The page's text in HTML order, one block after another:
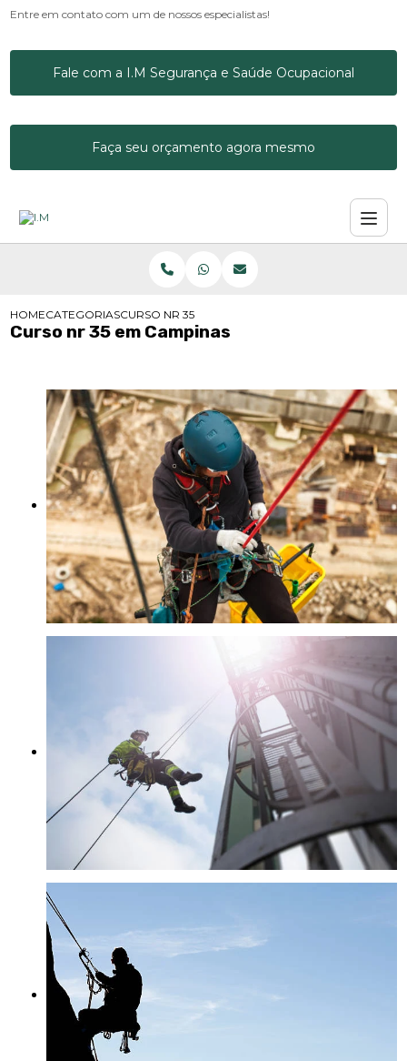
Entre em contato com um de nossos especialistas!
Fale com a I.M Segurança e Saúde Ocupacional
Faça seu orçamento agora mesmo
HOMECATEGORIASCURSO NR 35 EM CAMPINAS
Curso nr 35 em Campinas